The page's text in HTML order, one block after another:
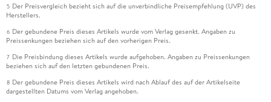
5 Der Preisvergleich bezieht sich auf die unverbindliche Preisempfehlung (UVP) des
Herstellers.
6 Der gebundene Preis dieses Artikels wurde vom Verlag gesenkt. Angaben zu
Preissenkungen beziehen sich auf den vorherigen Preis.
7 Die Preisbindung dieses Artikels wurde aufgehoben. Angaben zu Preissenkungen
beziehen sich auf den letzten gebundenen Preis.
8 Der gebundene Preis dieses Artikels wird nach Ablauf des auf der Artikelseite
dargestellten Datums vom Verlag angehoben.